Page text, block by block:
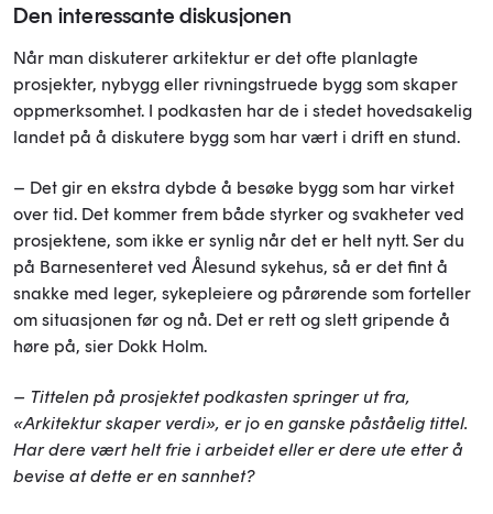
Den interessante diskusjonen
Når man diskuterer arkitektur er det ofte planlagte
prosjekter, nybygg eller rivningstruede bygg som skaper
oppmerksomhet. I podkasten har de i stedet hovedsakelig
landet på å diskutere bygg som har vært i drift en stund.
– Det gir en ekstra dybde å besøke bygg som har virket
over tid. Det kommer frem både styrker og svakheter ved
prosjektene, som ikke er synlig når det er helt nytt. Ser du
på Barnesenteret ved Ålesund sykehus, så er det fint å
snakke med leger, sykepleiere og pårørende som forteller
om situasjonen før og nå. Det er rett og slett gripende å
høre på, sier Dokk Holm.
– Tittelen på prosjektet podkasten springer ut fra,
«Arkitektur skaper verdi», er jo en ganske påståelig tittel.
Har dere vært helt frie i arbeidet eller er dere ute etter å
bevise at dette er en sannhet?